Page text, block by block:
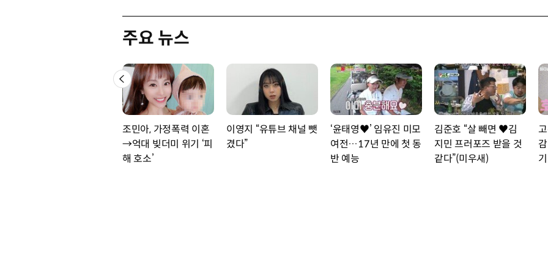
주요 뉴스
조민아, 가정폭력 이혼
→억대 빚더미 위기 ‘피
해 호소’
이영지 “유튜브 채널 뺏
겼다”
‘윤태영♥’ 임유진 미모
여전…17년 만에 첫 동
반 예능
김준호 “살 빼면 ♥김
지민 프러포즈 받을 것
같다”(미우새)